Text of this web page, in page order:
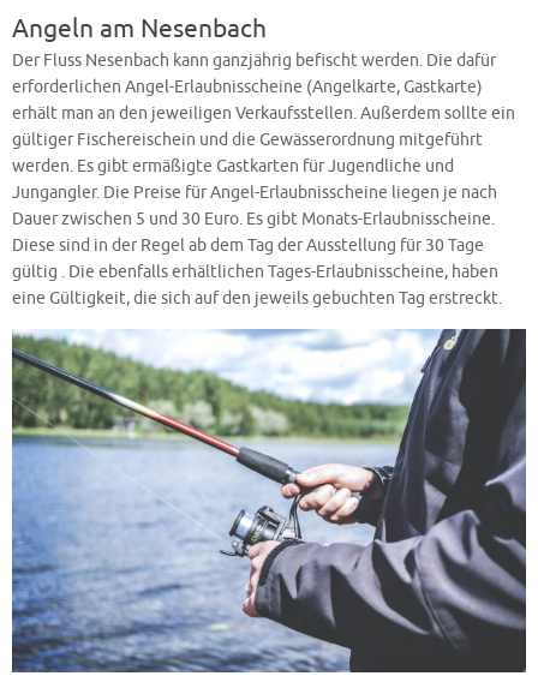
Angeln am Nesenbach
Der Fluss Nesenbach kann ganzjährig befischt werden. Die dafür
erforderlichen Angel-Erlaubnisscheine (Angelkarte, Gastkarte)
erhält man an den jeweiligen Verkaufsstellen. Außerdem sollte ein
gültiger Fischereischein und die Gewässerordnung mitgeführt
werden. Es gibt ermäßigte Gastkarten für Jugendliche und
Jungangler. Die Preise für Angel-Erlaubnisscheine liegen je nach
Dauer zwischen 5 und 30 Euro. Es gibt Monats-Erlaubnisscheine.
Diese sind in der Regel ab dem Tag der Ausstellung für 30 Tage
gültig . Die ebenfalls erhältlichen Tages-Erlaubnisscheine, haben
eine Gültigkeit, die sich auf den jeweils gebuchten Tag erstreckt.